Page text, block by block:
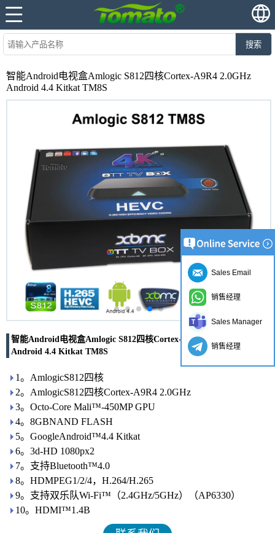
搜索
智能Android电视盒Amlogic S812四核Cortex-A9R4 2.0GHz
Android 4.4 Kitkat TM8S
智能Android电视盒Amlogic S812四核Cortex-A9R4 2.0GHz
Android 4.4 Kitkat TM8S
1。AmlogicS812四核
2。AmlogicS812四核Cortex-A9R4 2.0GHz
3。Octo-Core Mali™-450MP GPU
4。8GBNAND FLASH
5。GoogleAndroid™4.4 Kitkat
6。3d-HD 1080px2
7。支持Bluetooth™4.0
8。HDMPEG1/2/4，H.264/H.265
9。支持双乐队Wi-Fi™（2.4GHz/5GHz）（AP6330）
10。HDMI™1.4B
Sales Email
销售经理
Sales Manager
销售经理